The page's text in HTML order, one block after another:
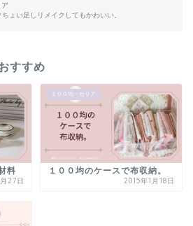
ア
ょい足しリメイクしてもかわいい。
すすめ
料
27日
１００均・セリア
１００均のケースで布収納。
2015年1月18日